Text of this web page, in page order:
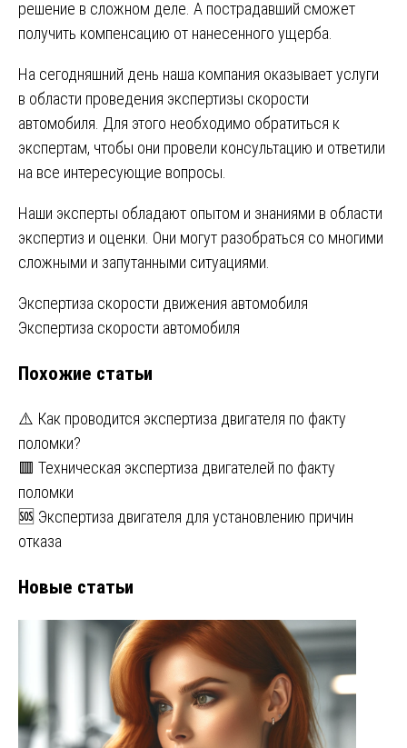
решение в сложном деле. А пострадавший сможет
получить компенсацию от нанесенного ущерба.
На сегодняшний день наша компания оказывает услуги
в области проведения экспертизы скорости
автомобиля. Для этого необходимо обратиться к
экспертам, чтобы они провели консультацию и ответили
на все интересующие вопросы.
Наши эксперты обладают опытом и знаниями в области
экспертиз и оценки. Они могут разобраться со многими
сложными и запутанными ситуациями.
Навигация
записям
Экспертиза скорости движения автомобиля
Экспертиза скорости автомобиля
Похожие статьи
⚠️ Как проводится экспертиза двигателя по факту
поломки?
🟥 Техническая экспертиза двигателей по факту
поломки
🆘 Экспертиза двигателя для установлению причин
отказа
Новые статьи